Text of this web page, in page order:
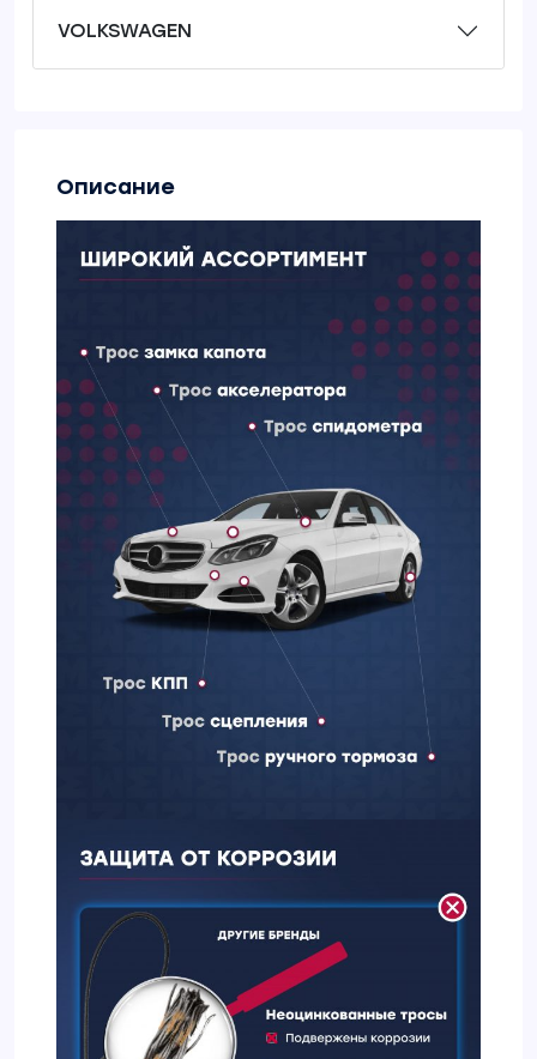
VOLKSWAGEN
Описание